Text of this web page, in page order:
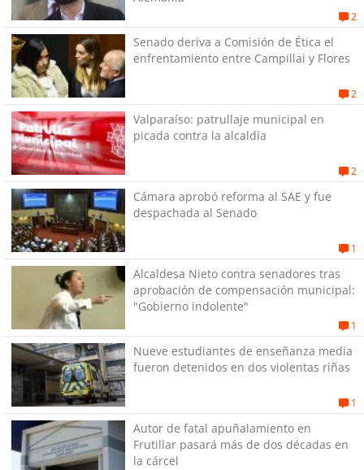
2
Senado deriva a Comisión de Ética el
enfrentamiento entre Campillai y Flores
2
Valparaíso: patrullaje municipal en
picada contra la alcaldía
2
Cámara aprobó reforma al SAE y fue
despachada al Senado
1
Alcaldesa Nieto contra senadores tras
aprobación de compensación municipal:
"Gobierno indolente"
1
Nueve estudiantes de enseñanza media
fueron detenidos en dos violentas riñas
1
Autor de fatal apuñalamiento en
Frutillar pasará más de dos décadas en
la cárcel